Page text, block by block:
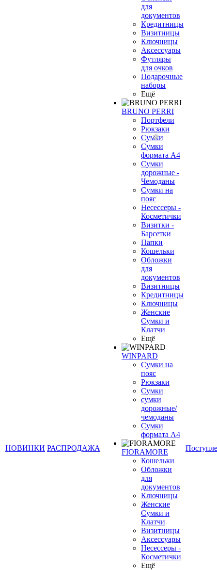
НОВИНКИ РАСПРОДАЖА
для
документов
Кредитницы
Визитницы
Ключницы
Аксессуары
Футляры
для очков
Подарочные
наборы
Ещё
BRUNO PERRI
Портфели
Рюкзаки
Сумки
Сумки
формата А4
Сумки
дорожные -
Чемоданы
Сумки на
пояс
Несессеры -
Косметички
Визитки -
Барсетки
Папки
Кошельки
Обложки
для
документов
Визитницы
Кредитницы
Ключницы
Женские
Сумки и
Клатчи
Ещё
WINPARD
Сумки на
пояс
Рюкзаки
Сумки
сумки
дорожные/
чемоданы
Сумки
формата А4
FIORAMORE
Кошельки
Обложки
для
документов
Ключницы
Женские
Сумки и
Клатчи
Визитницы
Аксессуары
Несессеры -
Косметички
Ещё